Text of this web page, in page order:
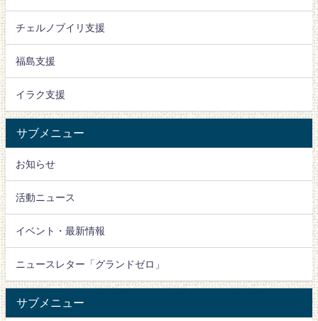
チェルノブイリ支援
福島支援
イラク支援
サブメニュー
お知らせ
活動ニュース
イベント・最新情報
ニュースレター「グランドゼロ」
サブメニュー